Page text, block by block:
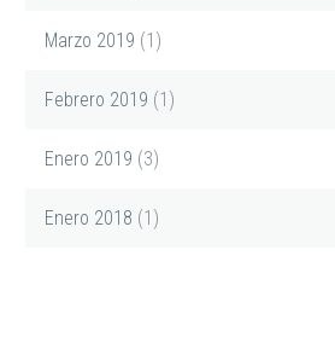
Marzo 2019 (1)
Febrero 2019 (1)
Enero 2019 (3)
Enero 2018 (1)